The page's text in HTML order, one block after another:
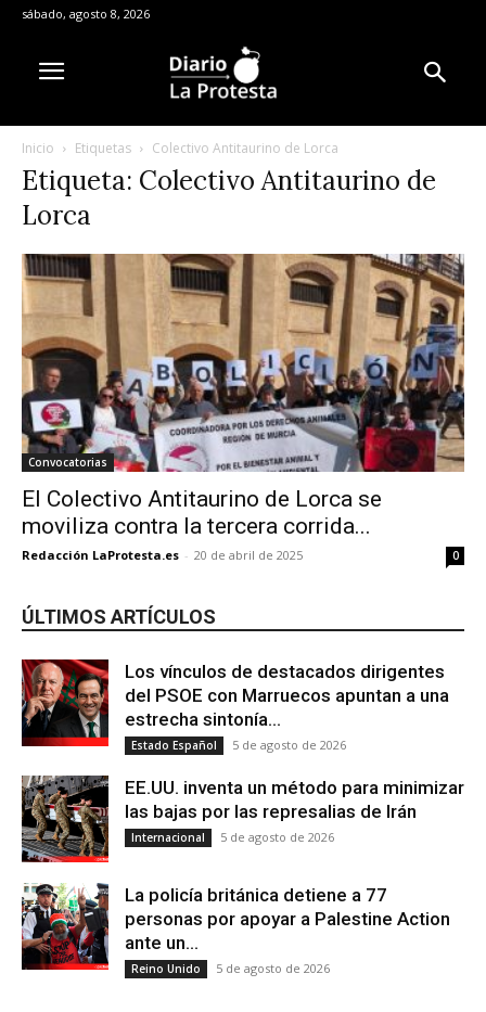
sábado, agosto 8, 2026
Inicio Etiquetas Colectivo Antitaurino de Lorca
Etiqueta: Colectivo Antitaurino de
Lorca
Convocatorias
El Colectivo Antitaurino de Lorca se
moviliza contra la tercera corrida...
Redacción LaProtesta.es - 20 de abril de 2025 0
ÚLTIMOS ARTÍCULOS
Los vínculos de destacados dirigentes
del PSOE con Marruecos apuntan a una
estrecha sintonía...
Estado Español 5 de agosto de 2026
EE.UU. inventa un método para minimizar
las bajas por las represalias de Irán
Internacional 5 de agosto de 2026
La policía británica detiene a 77
personas por apoyar a Palestine Action
ante un...
Reino Unido 5 de agosto de 2026